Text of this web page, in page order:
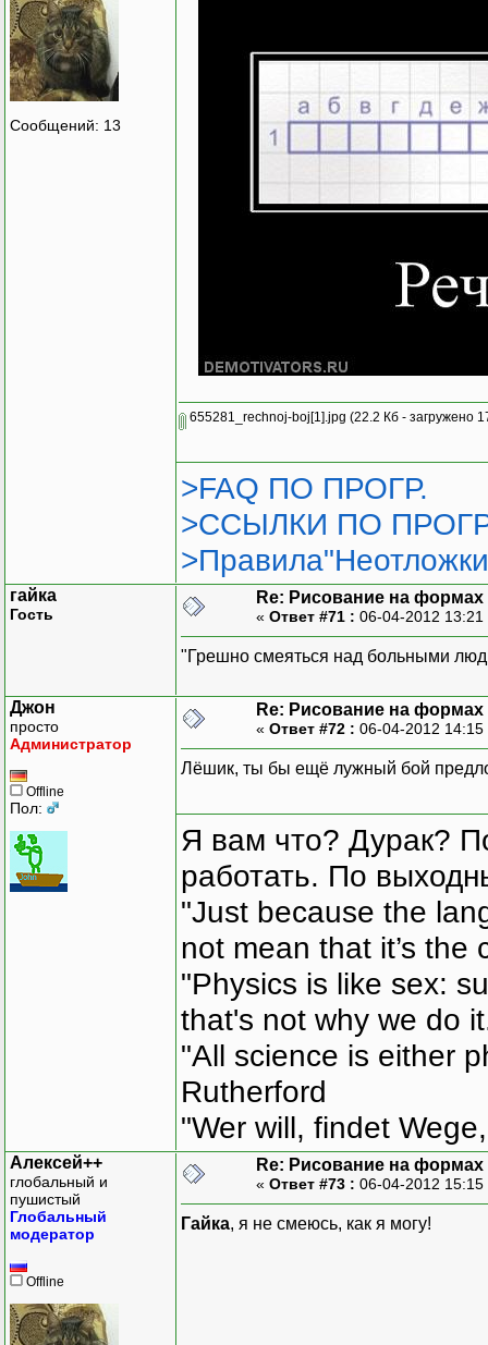
Сообщений: 13
655281_rechnoj-boj[1].jpg (22.2 Кб - загружено
>FAQ ПО ПРОГР.
>ССЫЛКИ ПО
гайка
Гость
Re: Рисование на формах
« Ответ #71 : 06-04-2012
"Грешно смеяться над больными
Джон
просто
Администратор
Offline
Пол:
Re: Рисование на формах
« Ответ #72 : 06-04-2012
Лёшик, ты бы ещё лужный бой
Я вам что? Дурак?
работать. По
"Just because the
not mean that it’s the
"Physics is like sex:
that's not why we do
"All science is either
Rutherford
"Wer will, findet
Алексей++
глобальный и
пушистый
Глобальный
модератор
Offline
Re: Рисование на формах
« Ответ #73 : 06-04-2012
Гайка, я не смеюсь, как я могу!